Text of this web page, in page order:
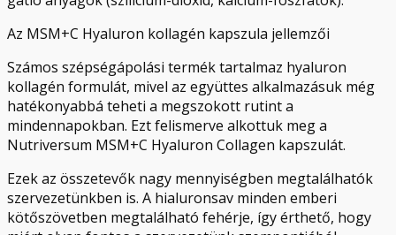
Az MSM+C Hyaluron kollagén kapszula jellemzői
Számos szépségápolási termék tartalmaz hyaluron
kollagén formulát, mivel az együttes alkalmazásuk még
hatékonyabbá teheti a megszokott rutint a
mindennapokban. Ezt felismerve alkottuk meg a
Nutriversum MSM+C Hyaluron Collagen kapszulát.
Ezek az összetevők nagy mennyiségben megtalálhatók
szervezetünkben is. A hialuronsav minden emberi
kötőszövetben megtalálható fehérje, így érthető, hogy